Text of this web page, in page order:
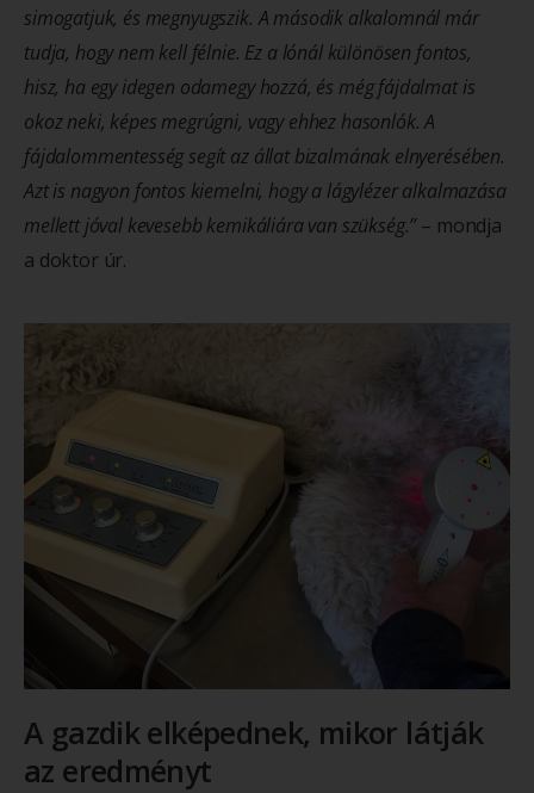
simogatjuk, és megnyugszik. A második alkalomnál már
tudja, hogy nem kell félnie. Ez a lónál különösen fontos,
hisz, ha egy idegen odamegy hozzá, és még fájdalmat is
okoz neki, képes megrúgni, vagy ehhez hasonlók. A
fájdalommentesség segít az állat bizalmának elnyerésében.
Azt is nagyon fontos kiemelni, hogy a lágylézer alkalmazása
mellett jóval kevesebb kemikáliára van szükség.”– mondja
a doktor úr.
A gazdik elképednek, mikor látják
az eredményt